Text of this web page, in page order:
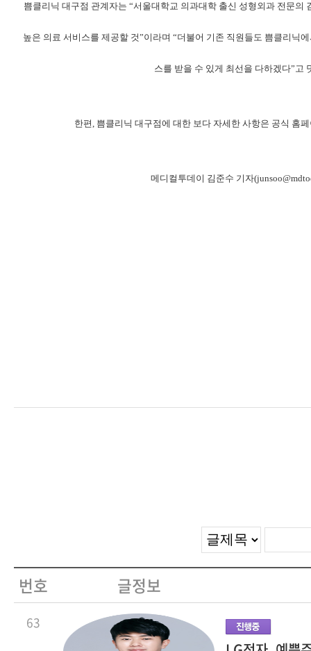
쁨클리닉 대구점 관계자는 “서울대학교 의과대학 출신 성형외과 전문의
높은 의료 서비스를 제공할 것”이라며 “더불어 기존 직원들도 쁨클리닉
스를 받을 수 있게 최선을 다하겠다”고
한편, 쁨클리닉 대구점에 대한 보다 자세한 사항은 공식 홈
메디컬투데이 김준수 기자
번호 글정보
63